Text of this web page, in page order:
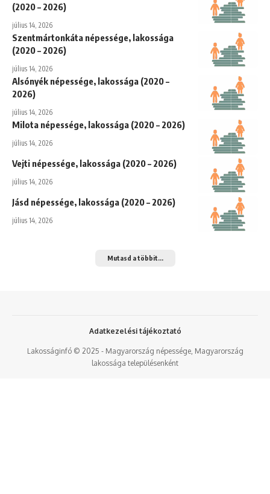
(2020 – 2026)
július 14, 2026
Szentmártonkáta népessége, lakossága
(2020 – 2026)
július 14, 2026
Alsónyék népessége, lakossága (2020 –
2026)
július 14, 2026
Milota népessége, lakossága (2020 – 2026)
július 14, 2026
Vejti népessége, lakossága (2020 – 2026)
július 14, 2026
Jásd népessége, lakossága (2020 – 2026)
július 14, 2026
Mutasd a többit...
Lakosságinfó © 2025 - Magyarország népessége, Magyarország
lakossága településenként
Adatkezelési tájékoztató